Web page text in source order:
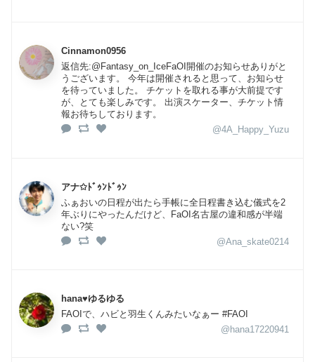
Cinnamon0956
返信先:@Fantasy_on_IceFaOI開催のお知らせありがと
うございます。 今年は開催されると思って、お知らせ
を待っていました。 チケットを取れる事が大前提です
が、とても楽しみです。 出演スケーター、チケット情
報お待ちしております。
@4A_Happy_Yuzu
アナ✩ﾄﾞｩﾝﾄﾞｩﾝ
ふぁおいの日程が出たら手帳に全日程書き込む儀式を2
年ぶりにやったんだけど、FaOI名古屋の違和感が半端
ない?笑
@Ana_skate0214
hana♥️ゆるゆる
FAOIで、ハビと羽生くんみたいなぁー #FAOI
@hana17220941